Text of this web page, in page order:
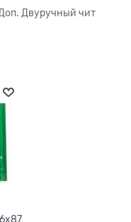
Двуручный чит